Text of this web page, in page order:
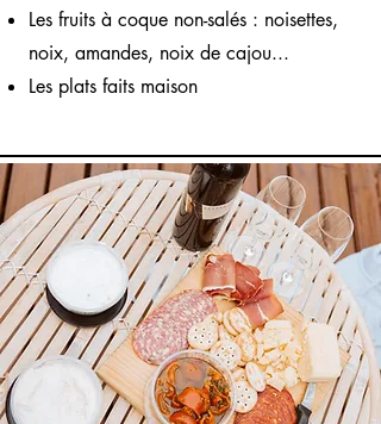
Les fruits à coque non-salés : noisettes,
noix, amandes, noix de cajou...
Les plats faits maison